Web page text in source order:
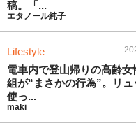
稿。「...
エタノール純子
Lifestyle
電車内で登山帰りの高齢女
組が“まさかの行為”。リュ
使っ...
maki